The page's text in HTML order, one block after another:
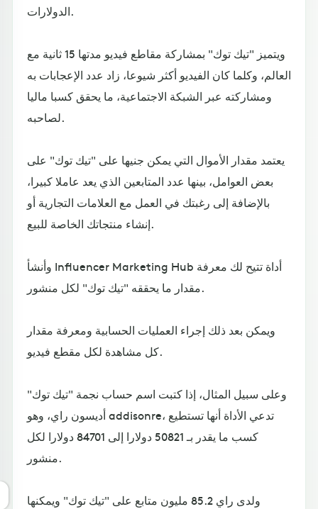
الدولارات.
ويتميز "تيك توك" بمشاركة مقاطع فيديو مدتها 15 ثانية مع
العالم، وكلما كان الفيديو أكثر شيوعا، زاد عدد الإعجابات به
ومشاركته عبر الشبكة الاجتماعية، ما يحقق كسبا ماليا
لصاحبه.
يعتمد مقدار الأموال التي يمكن جنيها على "تيك توك" على
بعض العوامل، بينها عدد المتابعين الذي يعد عاملا كبيرا،
بالإضافة إلى رغبتك في العمل مع العلامات التجارية أو
إنشاء منتجاتك الخاصة للبيع.
وأنشأ Influencer Marketing Hub أداة تتيح لك معرفة
مقدار ما يحققه "تيك توك" لكل منشور.
ويمكن بعد ذلك إجراء العمليات الحسابية ومعرفة مقدار
كل مشاهدة لكل مقطع فيديو.
وعلى سبيل المثال، إذا كتبت اسم حساب نجمة "تيك توك"
أديسون راي، وهو addisonre، تدعي الأداة أنها تستطيع
كسب ما يقدر بـ 50821 دولارا إلى 84701 دولارا لكل
منشور.
ولدى راي 85.2 مليون متابع على "تيك توك" ويمكنها